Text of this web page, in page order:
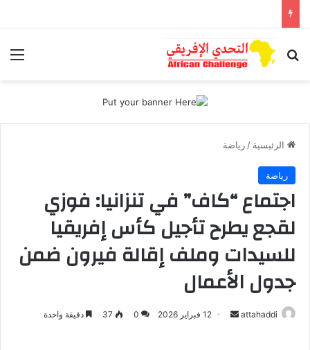
بحث عن
الرئيسية / رياضة
رياضة
اجتماع “كاف” في تنزانيا: فوزي
لقجع يطرح تأجيل كأس إفريقيا
للسيدات وملف إقالة فيرون ضمن
جدول الأعمال
attahaddi 12 فبراير 2026 0
37 دقيقة واحدة